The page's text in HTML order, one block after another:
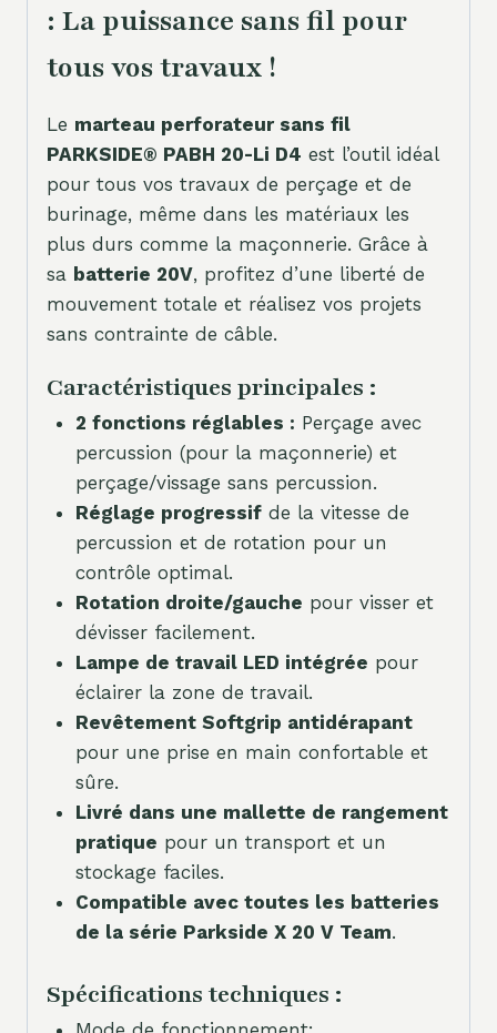
: La puissance sans fil pour
tous vos travaux !
Le marteau perforateur sans fil
PARKSIDE® PABH 20-Li D4 est l’outil idéal
pour tous vos travaux de perçage et de
burinage, même dans les matériaux les
plus durs comme la maçonnerie. Grâce à
sa batterie 20V, profitez d’une liberté de
mouvement totale et réalisez vos projets
sans contrainte de câble.
Caractéristiques principales :
2 fonctions réglables : Perçage avec
percussion (pour la maçonnerie) et
perçage/vissage sans percussion.
Réglage progressifde la vitesse de
percussion et de rotation pour un
contrôle optimal.
Rotation droite/gauche pour visser et
dévisser facilement.
Lampe de travail LED intégrée pour
éclairer la zone de travail.
Revêtement Softgrip antidérapant
pour une prise en main confortable et
sûre.
Livré dans une mallette de rangement
pratique pour un transport et un
stockage faciles.
Compatible avec toutes les batteries
de la série Parkside X 20 V Team.
Spécifications techniques :